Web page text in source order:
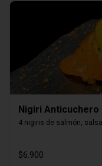
Nigiri Anticuchero
4 nigiris de salmón,
$6.900